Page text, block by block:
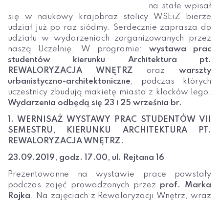
na stałe wpisał
się w naukowy krajobraz stolicy WSEiZ bierze
udział już po raz siódmy. Serdecznie zaprasza do
udziału w wydarzeniach zorganizowanych przez
naszą Uczelnię. W programie: wystawa prac
studentów kierunku Architektura pt.
REWALORYZACJA WNĘTRZ orazwarszty
urbanistyczno-architektoniczne, podczas których
uczestnicy zbudują makietę miasta z klocków lego.
Wydarzenia odbędą się 23 i 25 września br.
1. WERNISAŻ WYSTAWY PRAC STUDENTÓW VII
SEMESTRU, KIERUNKU ARCHITEKTURA PT.
REWALORYZACJA WNĘTRZ.
23.09.2019, godz. 17.00, ul. Rejtana 16
Prezentowanne na wystawie prace powstały
podczas zajęć prowadzonych przez prof. Marka
Rojka. Na zajęciach z Rewaloryzacji Wnętrz, wraz